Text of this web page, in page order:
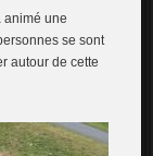
animé une
se sont
autour de cette